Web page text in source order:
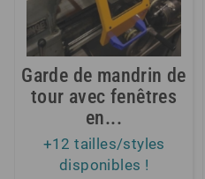
Garde de mandrin de
tour avec fenêtres
en...
+12 tailles/styles
disponibles !